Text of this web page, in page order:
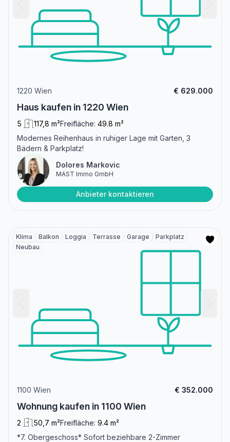
1220 Wien € 629.000
Haus kaufen in 1220 Wien
5 117,8 m²Freifläche: 49.8 m²
Modernes Reihenhaus in ruhiger Lage mit Garten, 3
Bädern & Parkplatz!
Dolores Markovic
MAST Immo GmbH
Anbieter kontaktieren
Klima Balkon Loggia Terrasse Garage
Parkplatz
Neubau
1100 Wien € 352.000
Wohnung kaufen in 1100 Wien
2 50,7 m²Freifläche: 9.4 m²
*7. Obergeschoss* Sofort beziehbare 2-Zimmer